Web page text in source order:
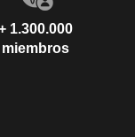
1.300.000
miembros